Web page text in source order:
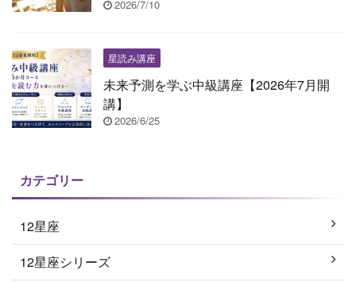
2026/7/10
星読み講座
未来予測を学ぶ中級講座【2026年7月開
講】
2026/6/25
カテゴリー
12星座
12星座シリーズ